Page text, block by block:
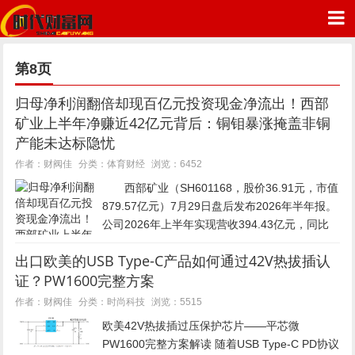
时代财富网
第8页
归母净利润翻倍却现百亿元投资现金净流出！西部
矿业上半年净赚近42亿元背后：铜钼暴涨掩盖非铜
产能未达标隐忧
作者：财阀佳 分类：体育财经 浏览：6452
西部矿业（SH601168，股价36.91元，市值
879.57亿元）7月29日盘后发布2026年半年报。
公司2026年上半年实现营收394.43亿元，同比
41.69亿元，同比增长123%；...
出口欧美的USB Type-C产品如何通过42V热拔插认
证？PW1600完整方案
作者：财阀佳 分类： 时尚科技 浏览：5515
欧美42V热拔插过压保护芯片——平芯微
PW1600完整方案解读 随着USB Type-C PD协议